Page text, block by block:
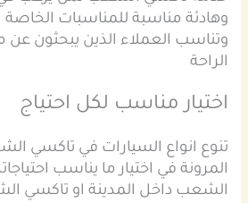
وهادئة مناسبة للمناسبات الخاصة
وتناسب العملاء الذين يبحثون
الراحة
اختيار مناسب لكل احتياج
تنوع انواع السيارات في تاكسي
المرونة في اختيار ما يناسب
الشعب داخل المدينة او تاكسي